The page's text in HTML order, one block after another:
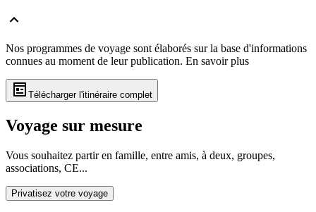
Nos programmes de voyage sont élaborés sur la base d'informations
connues au moment de leur publication. En savoir plus
Télécharger l'itinéraire complet
Voyage sur mesure
Vous souhaitez partir en famille, entre amis, à deux, groupes,
associations, CE...
Privatisez votre voyage